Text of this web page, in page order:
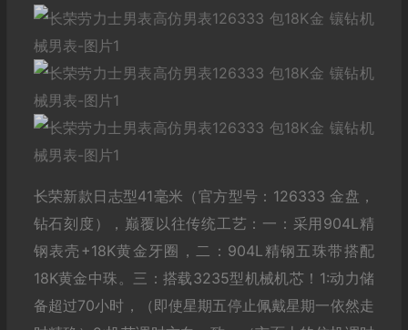
长荣新款日志型41毫米（官方型号：126333 金盘，
钻石刻度），巅覆以往传统工艺：一：采用904L精
钢表壳+18K黄金牙圈，二：904L精钢五珠带搭配
18K黄金中珠。三：搭载3235型机械机芯！1:动力储
备超过70小时，（即使星期五停止佩戴星期一依然走